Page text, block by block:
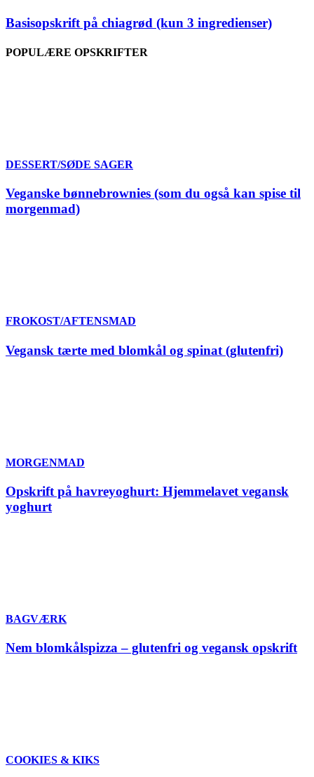
Basisopskrift på chiagrød (kun 3 ingredienser)
POPULÆRE OPSKRIFTER
DESSERT/SØDE SAGER
Veganske bønnebrownies (som du også kan spise til
morgenmad)
FROKOST/AFTENSMAD
Vegansk tærte med blomkål og spinat (glutenfri)
MORGENMAD
Opskrift på havreyoghurt: Hjemmelavet vegansk
yoghurt
BAGVÆRK
Nem blomkålspizza – glutenfri og vegansk opskrift
COOKIES & KIKS